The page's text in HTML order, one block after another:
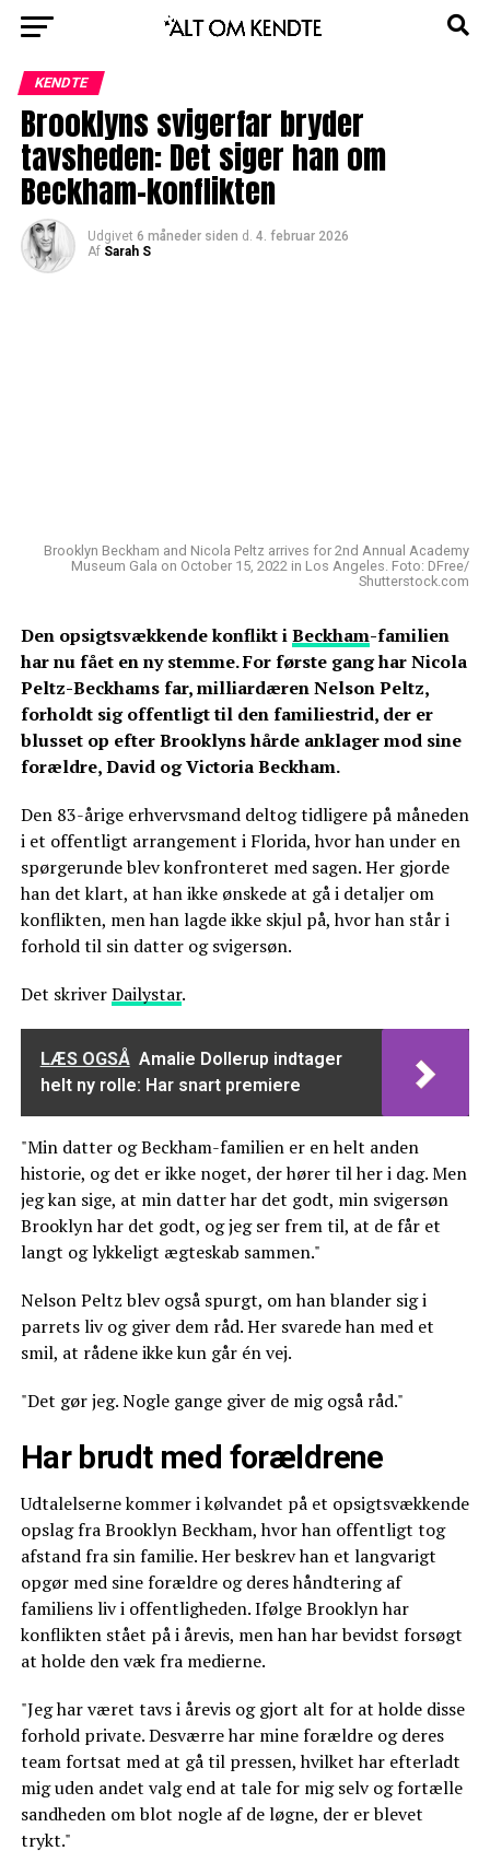
KENDTE
Brooklyns svigerfar bryder
tavsheden: Det siger han om
Beckham-konflikten
Udgivet 6 måneder siden d. 4. februar 2026
Af Sarah S
Brooklyn Beckham and Nicola Peltz arrives for 2nd Annual Academy
Museum Gala on October 15, 2022 in Los Angeles. Foto: DFree/
Shutterstock.com
Den opsigtsvækkende konflikt iBeckham-familien
har nu fået en ny stemme. For første gang har Nicola
Peltz-Beckhams far, milliardæren Nelson Peltz,
forholdt sig offentligt til den familiestrid, der er
blusset op efter Brooklyns hårde anklager mod sine
forældre, David og Victoria Beckham.
Den 83-årige erhvervsmand deltog tidligere på måneden
i et offentligt arrangement i Florida, hvor han under en
spørgerunde blev konfronteret med sagen. Her gjorde
han det klart, at han ikke ønskede at gå i detaljer om
konflikten, men han lagde ikke skjul på, hvor han står i
forhold til sin datter og svigersøn.
Det skriverDailystar.
LÆS OGSÅ Amalie Dollerup indtager
helt ny rolle: Har snart premiere
"Min datter og Beckham-familien er en helt anden
historie, og det er ikke noget, der hører til her i dag. Men
jeg kan sige, at min datter har det godt, min svigersøn
Brooklyn har det godt, og jeg ser frem til, at de får et
langt og lykkeligt ægteskab sammen."
Nelson Peltz blev også spurgt, om han blander sig i
parrets liv og giver dem råd. Her svarede han med et
smil, at rådene ikke kun går én vej.
"Det gør jeg. Nogle gange giver de mig også råd."
Har brudt med forældrene
Udtalelserne kommer i kølvandet på et opsigtsvækkende
opslag fra Brooklyn Beckham, hvor han offentligt tog
afstand fra sin familie. Her beskrev han et langvarigt
opgør med sine forældre og deres håndtering af
familiens liv i offentligheden. Ifølge Brooklyn har
konflikten stået på i årevis, men han har bevidst forsøgt
at holde den væk fra medierne.
"Jeg har været tavs i årevis og gjort alt for at holde disse
forhold private. Desværre har mine forældre og deres
team fortsat med at gå til pressen, hvilket har efterladt
mig uden andet valg end at tale for mig selv og fortælle
sandheden om blot nogle af de løgne, der er blevet
trykt."